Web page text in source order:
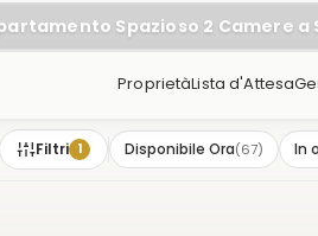
Spazioso 2 Camere a
ProprietàLista d'Attesa
Filtri 1 Disponibile Ora(67) In